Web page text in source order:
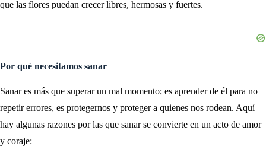
que las flores puedan crecer libres, hermosas y fuertes.
Por qué necesitamos sanar
Sanar es más que superar un mal momento; es aprender de él para no
repetir errores, es protegernos y proteger a quienes nos rodean. Aquí
hay algunas razones por las que sanar se convierte en un acto de amor
y coraje: